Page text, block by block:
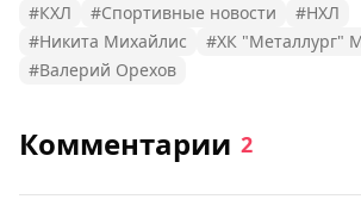
#КХЛ #Спортивные новости
#НХЛ
#Никита Михайлис
#ХК "Металлург"
#Валерий Орехов
Комментарии 2